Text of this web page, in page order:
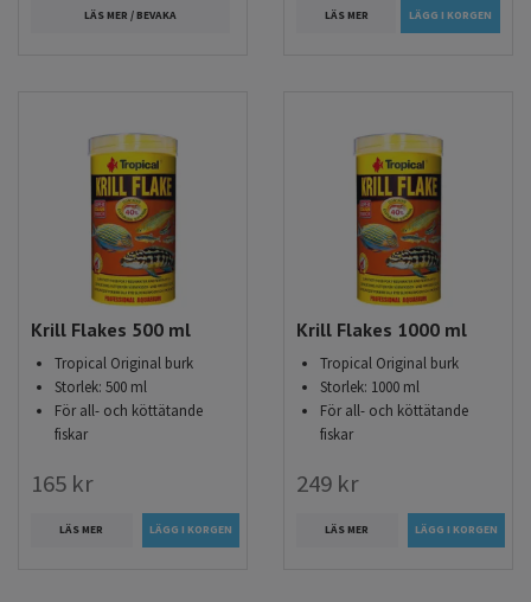
LÄS MER / BEVAKA LÄS MER LÄGG I KORGEN
Krill Flakes 500 ml
Tropical Original burk
Storlek: 500 ml
För all- och köttätande
fiskar
165 kr
LÄS MER
Krill Flakes 1000 ml
Tropical Original burk
Storlek: 1000 ml
För all- och köttätande
fiskar
249 kr
LÄS MER